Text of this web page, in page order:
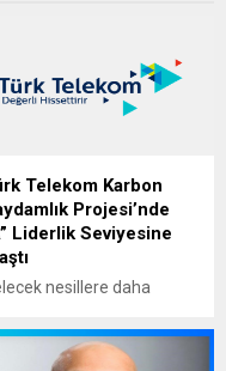
Telekom Karbon
Projesi’nde
Liderlik Seviyesine
nesillere daha
amacıyla
ilkelerini iş